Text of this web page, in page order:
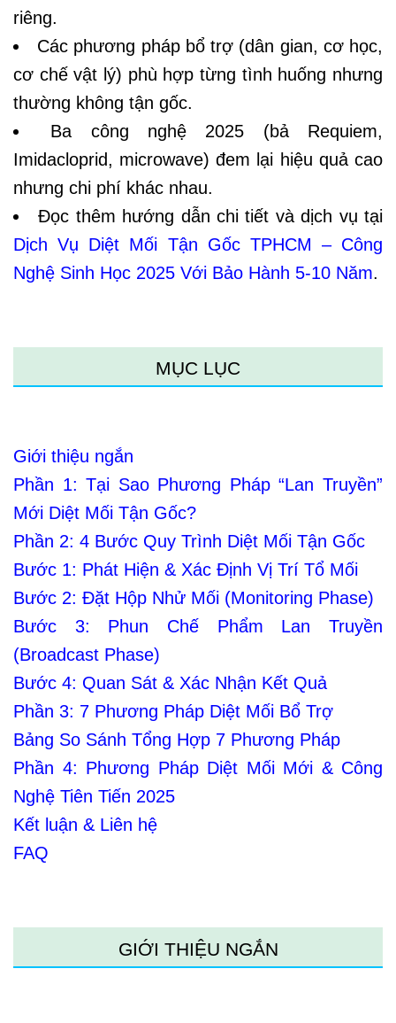
riêng.
Các phương pháp bổ trợ (dân gian, cơ học,
cơ chế vật lý) phù hợp từng tình huống nhưng
thường không tận gốc.
Ba công nghệ 2025 (bả Requiem,
Imidacloprid, microwave) đem lại hiệu quả cao
nhưng chi phí khác nhau.
Đọc thêm hướng dẫn chi tiết và dịch vụ tại
Dịch Vụ Diệt Mối Tận Gốc TPHCM – Công
Nghệ Sinh Học 2025 Với Bảo Hành 5-10 Năm.
MỤC LỤC
Giới thiệu ngắn
Phần 1: Tại Sao Phương Pháp “Lan Truyền”
Mới Diệt Mối Tận Gốc?
Phần 2: 4 Bước Quy Trình Diệt Mối Tận Gốc
Bước 1: Phát Hiện & Xác Định Vị Trí Tổ Mối
Bước 2: Đặt Hộp Nhử Mối (Monitoring Phase)
Bước 3: Phun Chế Phẩm Lan Truyền
(Broadcast Phase)
Bước 4: Quan Sát & Xác Nhận Kết Quả
Phần 3: 7 Phương Pháp Diệt Mối Bổ Trợ
Bảng So Sánh Tổng Hợp 7 Phương Pháp
Phần 4: Phương Pháp Diệt Mối Mới & Công
Nghệ Tiên Tiến 2025
Kết luận & Liên hệ
FAQ
GIỚI THIỆU NGẮN